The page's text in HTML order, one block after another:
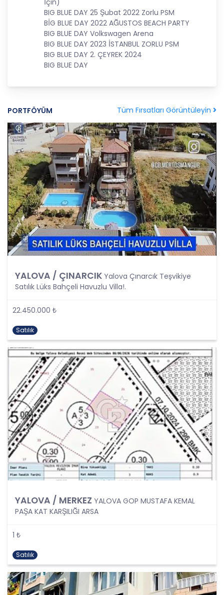
5. İlgili Mevzuatta Öngörülen veya İşlendikleri
Amaç İçin Gerekli Olan Süre Kadar Muhafaza
CB Gayrimenkul Franchising Pazarlama ve
Danışmanlık Hizmetleri A.Ş. Türk Ceza Kanunu’nun
138. maddesine ve KVK Kanunu’nun 4. ve 7.
yalnızca ilgili mevzuat ve kanunlarda öngörülen
kadar muhafaza edecektir. CB Gayrimenkul
Franchising Pazarlama ve Danışmanlık Hizmetleri
A.Ş. öncelikle ilgili mevzuatta kişisel verilerin
saklanması için bir süre öngörülüp
öngörülmediğini tespit edecek, bir süre
belirlenmişse bu süreye uygun davranacak, bir
süre belirlenmemişse kişisel verileri işlendikleri
amaç için gerekli olan süre kadar muhafaza
edecektir. Sürenin bitimi veya işlenmesini
gerektiren sebeplerin ortadan kalkması halinde
kişisel veriler CB CB Gayrimenkul Franchising
Pazarlama ve Danışmanlık Hizmetleri A.Ş.
tarafından silinecek, yok edilecek veya anonim
hale getirilecektir.
inci Maddesinde Belirtilen Kişisel Veri İşleme
Şartlarından Bir veya Birkaçına Dayalı Olarak
Kanunun 4. Maddedeki Temel İlkelerin Tümüne
maddesinde belirtilen şartlardan bir veya
birkaçına uygun olarak işlenecek CB Gayrimenkul
Franchising Pazarlama ve Danışmanlık Hizmetleri
A.Ş. tarafından, Şirket iş birimlerinin yürütmekte
olduğu kişisel veri işleme faaliyetlerinin bu
şartlardan bir veya bir kaçına dayalı olarak
yürütülüp yürütülmediği tespit edilecek, bu
şartlardan bir veya bir kaçını sağlamayan kişisel
veri işleme faaliyetleri süreçlerde yer
almayacaktır. Kişisel veri işleme faaliyetlerinin
kişisel veri işleme şartlarından bir veya birkaçına
dayalı olarak yürütülmesinin sağlanmasının yanı
sıra tüm kişisel veri işleme faaliyetlerinde KVK
Kanunu’nun 4üncü maddesinde belirtilen ve
Politikanın III. bölümlerinde belirtilen tüm ilkelere
içinde barındırması sağlanacaktır. Özel nitelikteki
kişisel verilerin işlenmesi, üçüncü kişilere ve
yukarıda belirtilen hususların yanında bu
durumlarda kanunun aradığı özel gereklilikler de
yerine getirilerek kişisel veri işleme faaliyetleri
gerçekleştirilecektir.
BIG BLUE DAY 25 Şubat 2022 Zorlu PSM
BİG BLUE DAY 2022 AĞUSTOS BEACH PARTY
BIG BLUE DAY Volkswagen Arena
BIG BLUE DAY 2023 İSTANBUL ZORLU PSM
BIG BLUE DAY 2. ÇEYREK 2024
BIG BLUE DAY
PORTFÖYÜM Tüm Fırsatları Görüntüleyin
YALOVA / ÇINARCIK Yalova Çınarcık Teşvikiye
Satılık Lüks Bahçeli Havuzlu Villa!.
22.450.000 ₺
Satılık
YALOVA / MERKEZ YALOVA GOP MUSTAFA KEMAL
PAŞA KAT KARŞILIĞI ARSA
1 ₺
Satılık